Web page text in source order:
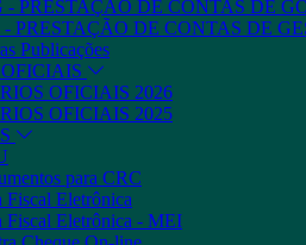
- PRESTAÇÃO DE CONTAS DE
- PRESTAÇÃO DE CONTAS DE
Publicações
OFICIAIS 2026
OFICIAIS 2025
para CRC
Fiscal Eletrônica
Fiscal Eletrônica - MEI